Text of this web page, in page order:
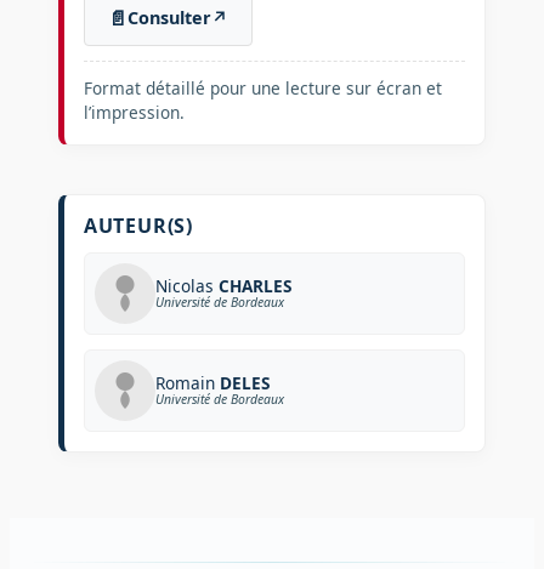
📄Consulter↗
Format détaillé pour une lecture sur écran et
l’impression.
AUTEUR(S)
Nicolas CHARLES
Université de Bordeaux
Romain DELES
Université de Bordeaux